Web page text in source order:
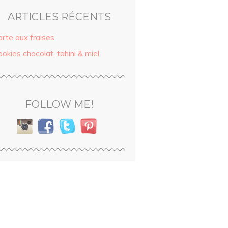
ARTICLES RÉCENTS
aux fraises
chocolat, tahini & miel
FOLLOW ME!